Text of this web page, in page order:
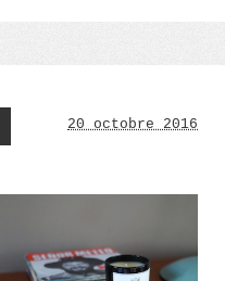
20 octobre 2016